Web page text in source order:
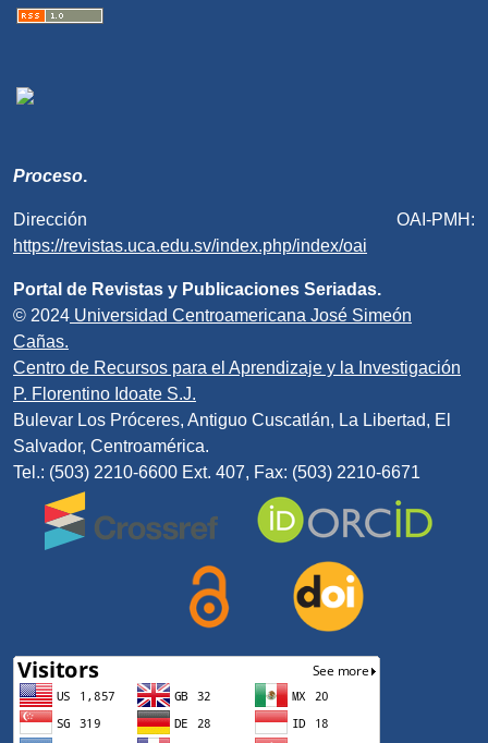
Proceso.
Dirección OAI-PMH:
https://revistas.uca.edu.sv/index.php/index/oai
Portal de Revistas y Publicaciones Seriadas.
© 2024 Universidad Centroamericana José Simeón
Cañas.
Centro de Recursos para el Aprendizaje y la Investigación
P. Florentino Idoate S.J.
Bulevar Los Próceres, Antiguo Cuscatlán, La Libertad, El
Salvador, Centroamérica.
Tel.: (503) 2210-6600 Ext. 407, Fax: (503) 2210-6671